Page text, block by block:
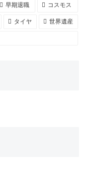
早期退職 コスモス
タイヤ 世界遺産